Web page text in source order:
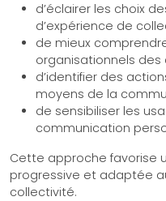
d’éclairer les choix
d’expérience de
de mieux
organisationnels
d’identifier des
moyens de la
de sensibiliser les
communication
Cette approche favorise
progressive et adaptée
collectivité.